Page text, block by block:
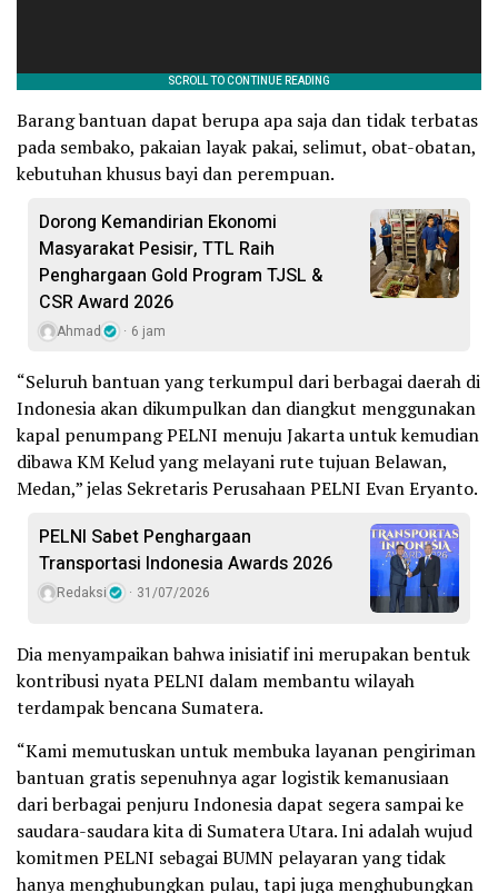
Barang bantuan dapat berupa apa saja dan tidak terbatas
pada sembako, pakaian layak pakai, selimut, obat-obatan,
kebutuhan khusus bayi dan perempuan.
Dorong Kemandirian Ekonomi
Masyarakat Pesisir, TTL Raih
Penghargaan Gold Program TJSL &
CSR Award 2026
Ahmad 6 jam
“Seluruh bantuan yang terkumpul dari berbagai daerah di
Indonesia akan dikumpulkan dan diangkut menggunakan
kapal penumpang PELNI menuju Jakarta untuk kemudian
dibawa KM Kelud yang melayani rute tujuan Belawan,
Medan,” jelas Sekretaris Perusahaan PELNI Evan Eryanto.
PELNI Sabet Penghargaan
Transportasi Indonesia Awards 2026
Redaksi 31/07/2026
Dia menyampaikan bahwa inisiatif ini merupakan bentuk
kontribusi nyata PELNI dalam membantu wilayah
terdampak bencana Sumatera.
“Kami memutuskan untuk membuka layanan pengiriman
bantuan gratis sepenuhnya agar logistik kemanusiaan
dari berbagai penjuru Indonesia dapat segera sampai ke
saudara-saudara kita di Sumatera Utara. Ini adalah wujud
komitmen PELNI sebagai BUMN pelayaran yang tidak
hanya menghubungkan pulau, tapi juga menghubungkan